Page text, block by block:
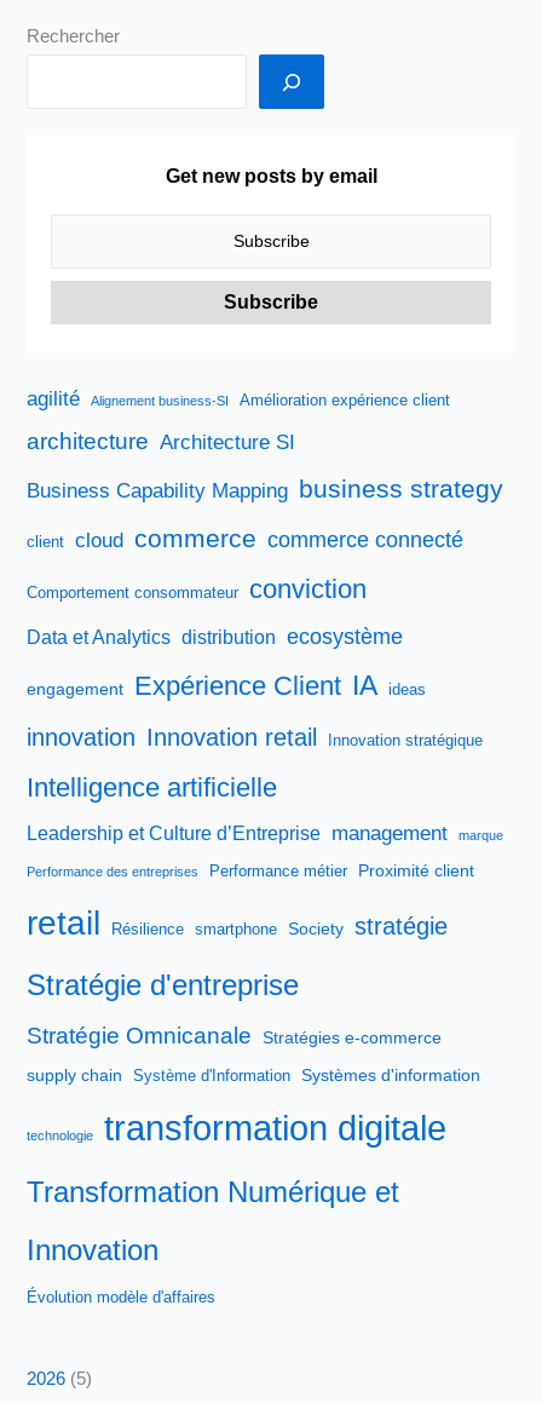
Rechercher
Get new posts by email
agilité Alignement business-SI Amélioration expérience client
architecture Architecture SI
Business Capability Mapping business strategy
client cloud commerce commerce connecté
Comportement consommateur conviction
Data et Analytics distribution ecosystème
engagement Expérience Client IA ideas
innovation Innovation retail Innovation stratégique
Intelligence artificielle
Leadership et Culture d’Entreprise management marque
Performance des entreprises Performance métier Proximité client
retail Résilience smartphone Society stratégie
Stratégie d'entreprise
Stratégie Omnicanale
Stratégies e-commerce
supply chain
Système d'Information Systèmes d'information
technologie transformation digitale
Transformation Numérique et
Innovation
Évolution modèle d'affaires
2026 (5)